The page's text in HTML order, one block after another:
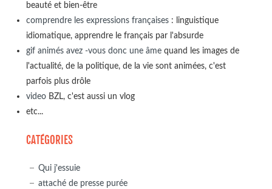
beauté et bien-être
comprendre les expressions françaises: linguistique
idiomatique, apprendre le français par l'absurde
gif animés avez -vous donc une âmequand les images de
l'actualité, de la politique, de la vie sont animées, c'est
parfois plus drôle
videoBZL, c'est aussi un vlog
etc...
CATÉGORIES
Qui j'essuie
attaché de presse purée